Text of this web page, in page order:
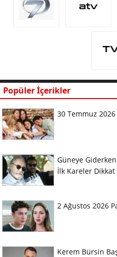
Popüler İçerikler
30 Temmuz
Güneye
İlk Kareler Dikkat
2 Ağustos 2026
Kerem Bürsin